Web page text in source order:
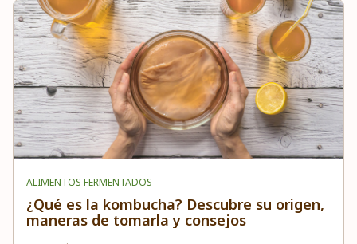
ALIMENTOS FERMENTADOS
¿Qué es la kombucha? Descubre su origen,
maneras de tomarla y consejos